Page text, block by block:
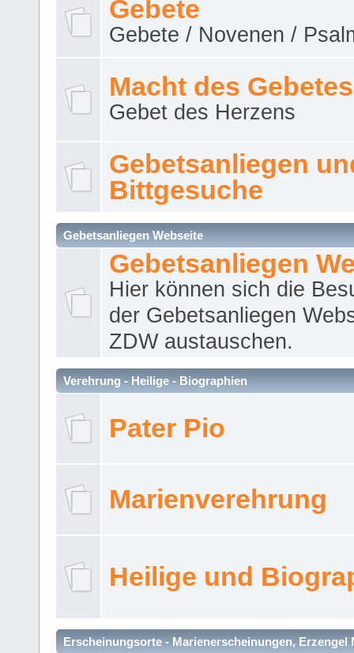
Gebete
Gebete / Novenen /
Macht des Gebetes
Gebet des Herzens
Gebetsanliegen
Bittgesuche
Gebetsanliegen Webseite
Gebetsanliegen
Hier können sich die
der Gebetsanliegen
ZDW austauschen.
Verehrung - Heilige - Biographien
Pater Pio
Marienverehrung
Heilige und
Erscheinungsorte - Marienerscheinungen, Erzengel